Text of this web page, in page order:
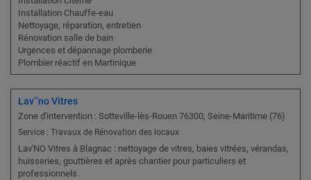
Installation Chauffe-eau
Nettoyage, réparation, entretien
Rénovation salle de bain
Urgences et dépannage plomberie
Plombier réactif en Martinique
Lav’’no Vitres
Zone d'intervention : Sotteville-lès-Rouen 76300, Seine-Maritime (76)
Service : Travaux de Rénovation des locaux
Lav'NO Vitres à Blagnac : nettoyage de vitres, baies vitrées, vérandas,
huisseries, gouttières et après chantier pour particuliers et
professionnels.